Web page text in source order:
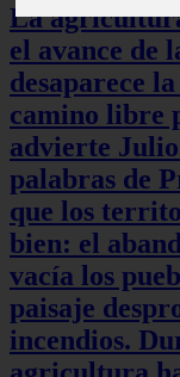
La
el avance de
desaparece
camino libre
advierte
palabras de
que los
bien: el
vacía los
paisaje
incendios.